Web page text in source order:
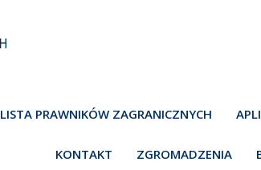
LISTA PRAWNIKÓW ZAGRANICZNYCH
KONTAKT ZGROMADZENIA